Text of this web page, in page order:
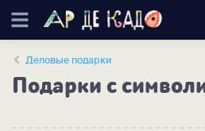
Деловые подарки
Подарки с